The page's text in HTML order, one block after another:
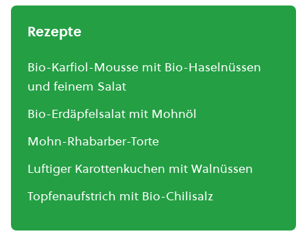
Rezepte
Bio-Karfiol-Mousse mit Bio-Haselnüssen
und feinem Salat
Bio-Erdäpfelsalat mit Mohnöl
Mohn-Rhabarber-Torte
Luftiger Karottenkuchen mit Walnüssen
Topfenaufstrich mit Bio-Chilisalz